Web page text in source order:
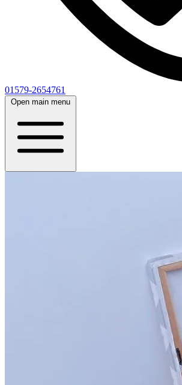
01579-2654761
Open main menu